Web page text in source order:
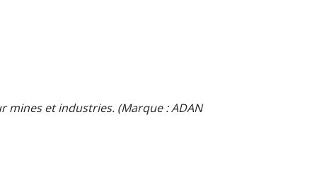
mines et industries. (Marque : ADAN